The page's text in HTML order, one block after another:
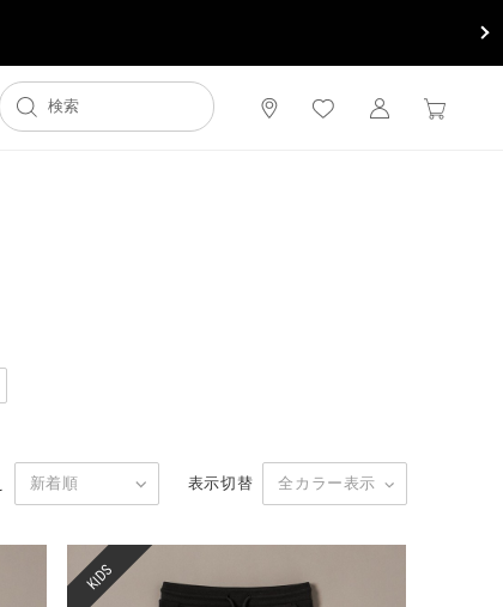
新着順 表示切替 全カラー表示
KIDS